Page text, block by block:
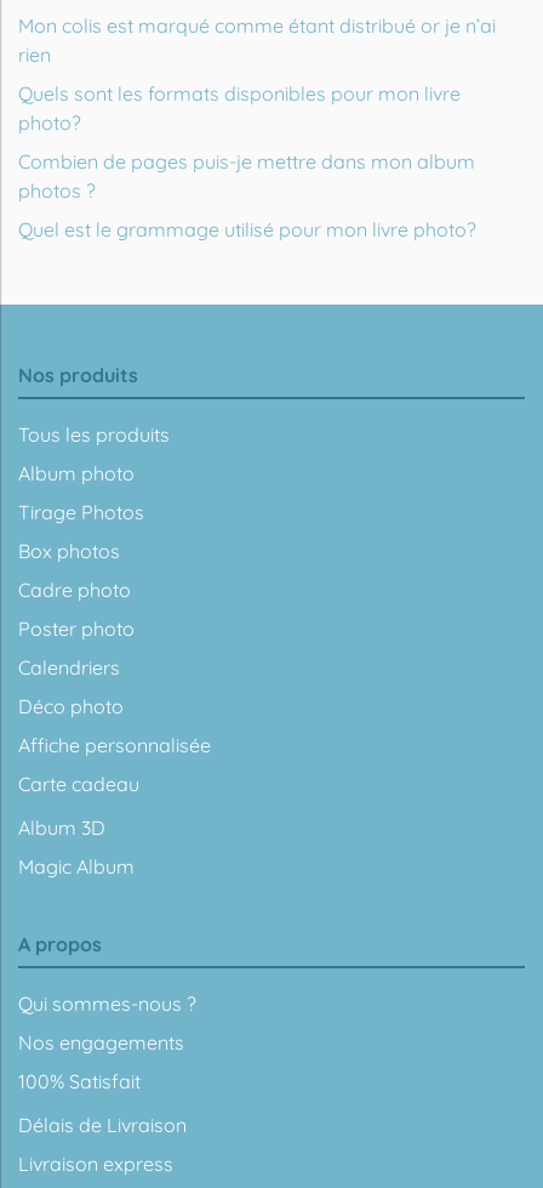
Mon colis est marqué comme étant distribué or je n’ai
rien
Quels sont les formats disponibles pour mon livre
photo?
Combien de pages puis-je mettre dans mon album
photos ?
Quel est le grammage utilisé pour mon livre photo?
Nos produits
Tous les produits
Album photo
Tirage Photos
Box photos
Cadre photo
Poster photo
Calendriers
Déco photo
Affiche personnalisée
Carte cadeau
Album 3D
Magic Album
A propos
Qui sommes-nous ?
Nos engagements
100% Satisfait
Délais de Livraison
Livraison express